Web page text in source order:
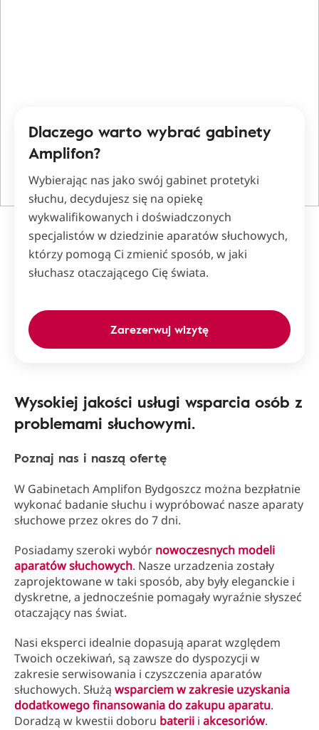
Dlaczego warto wybrać gabinety
Amplifon?
Wybierając nas jako swój gabinet protetyki
słuchu, decydujesz się na opiekę
wykwalifikowanych i doświadczonych
specjalistów w dziedzinie aparatów słuchowych,
którzy pomogą Ci zmienić sposób, w jaki
słuchasz otaczającego Cię świata.
Zarezerwuj wizytę
Wysokiej jakości usługi wsparcia osób z
problemami słuchowymi.
Poznaj nas i naszą ofertę
W Gabinetach Amplifon Bydgoszcz można bezpłatnie
wykonać badanie słuchu i wypróbować nasze aparaty
słuchowe przez okres do 7 dni.
Posiadamy szeroki wybór nowoczesnych modeli
aparatów słuchowych. Nasze urzadzenia zostały
zaprojektowane w taki sposób, aby były eleganckie i
dyskretne, a jednocześnie pomagały wyraźnie słyszeć
otaczający nas świat.
Nasi eksperci idealnie dopasują aparat względem
Twoich oczekiwań, są zawsze do dyspozycji w
zakresie serwisowania i czyszczenia aparatów
słuchowych. Służą wsparciem w zakresie uzyskania
dodatkowego finansowania do zakupu aparatu.
Doradzą w kwestii doboru baterii i akcesoriów.